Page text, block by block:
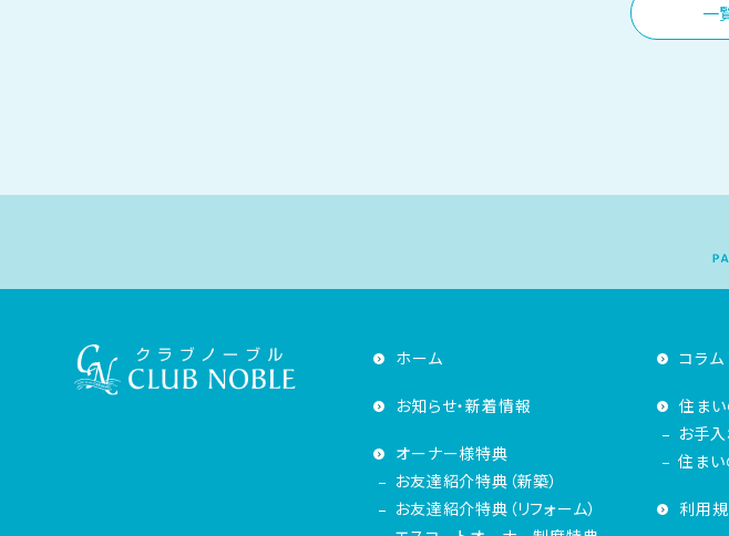
一
ホーム
お知らせ・新着情報
オーナー様特典
お友達紹介特典（新築）
お友達紹介特典（リフォーム）
コラム
住ま
お手入
住ま
利用